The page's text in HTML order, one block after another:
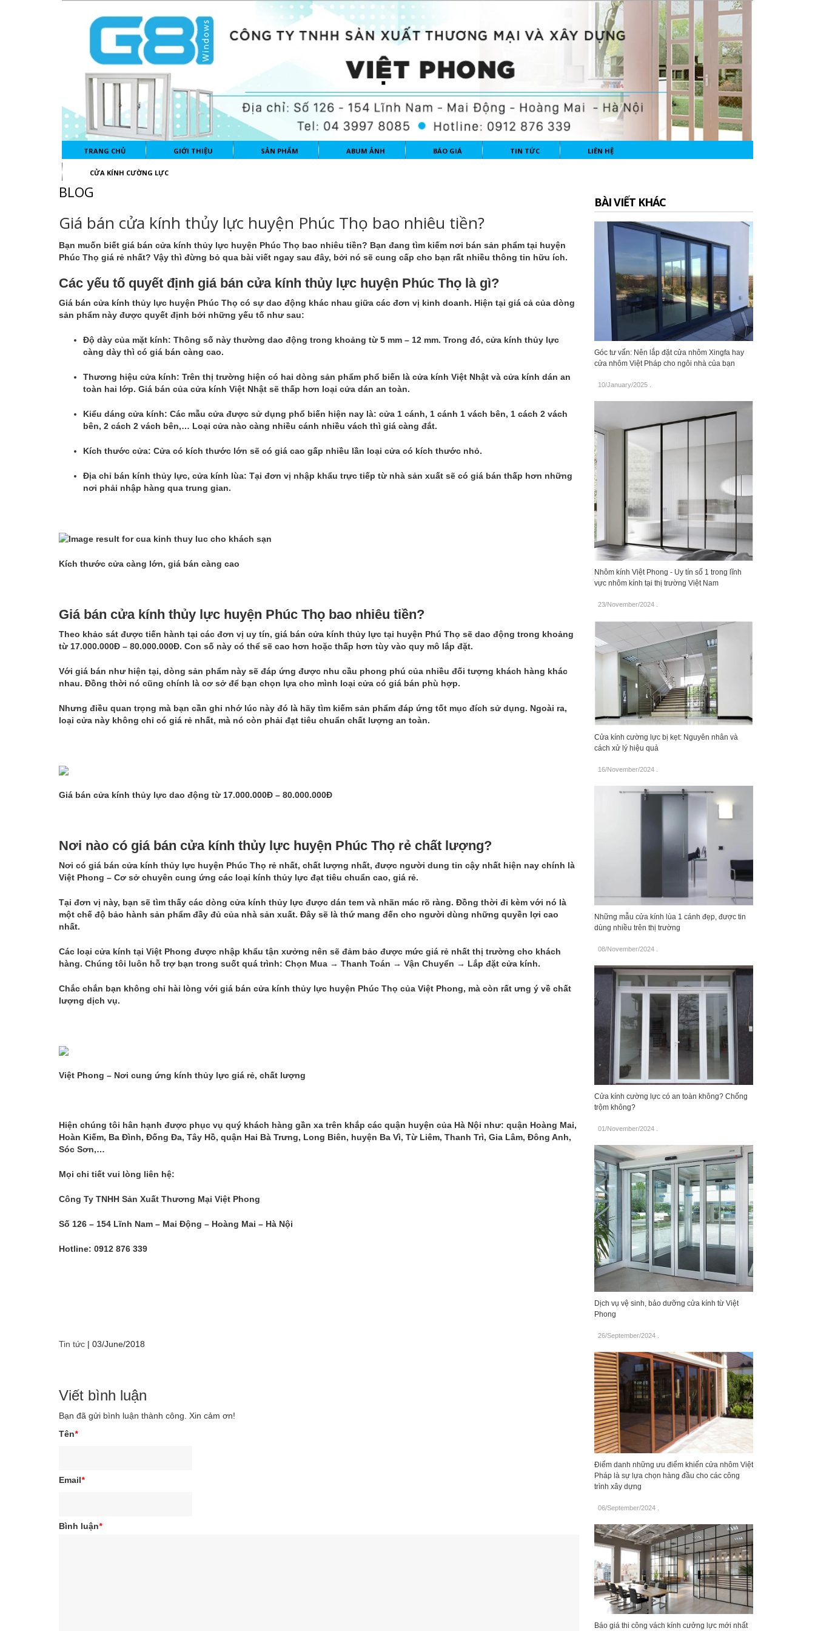
TRANG CHỦ GIỚI THIỆU SẢN PHẨM ABUM ẢNH BÁO GIÁ TIN TỨC LIÊN HỆ
CỬA KÍNH CƯỜNG LỰC
BLOG
Giá bán cửa kính thủy lực huyện Phúc Thọ bao nhiêu tiền?
Bạn muốn biết giá bán cửa kính thủy lực huyện Phúc Thọ bao nhiêu tiền? Bạn đang tìm kiếm nơi bán sản phẩm tại huyện
Phúc Thọ giá rẻ nhất? Vậy thì đừng bỏ qua bài viết ngay sau đây, bởi nó sẽ cung cấp cho bạn rất nhiều thông tin hữu ích.
Các yếu tố quyết định giá bán cửa kính thủy lực huyện Phúc Thọ là gì?
Giá bán cửa kính thủy lực huyện Phúc Thọ có sự dao động khác nhau giữa các đơn vị kinh doanh. Hiện tại giá cả của dòng
sản phẩm này được quyết định bởi những yếu tố như sau:
Độ dày của mặt kính: Thông số này thường dao động trong khoảng từ 5 mm – 12 mm. Trong đó, cửa kính thủy lực
càng dày thì có giá bán càng cao.
Thương hiệu cửa kính: Trên thị trường hiện có hai dòng sản phẩm phổ biến là cửa kính Việt Nhật và cửa kính dán an
toàn hai lớp. Giá bán của cửa kính Việt Nhật sẽ thấp hơn loại cửa dán an toàn.
Kiểu dáng cửa kính: Các mẫu cửa được sử dụng phổ biến hiện nay là: cửa 1 cánh, 1 cánh 1 vách bên, 1 cách 2 vách
bên, 2 cách 2 vách bên,… Loại cửa nào càng nhiều cánh nhiều vách thì giá càng đắt.
Kích thước cửa: Cửa có kích thước lớn sẽ có giá cao gấp nhiều lần loại cửa có kích thước nhỏ.
Địa chỉ bán kính thủy lực, cửa kính lùa: Tại đơn vị nhập khẩu trực tiếp từ nhà sản xuất sẽ có giá bán thấp hơn những
nơi phải nhập hàng qua trung gian.
Kích thước cửa càng lớn, giá bán càng cao
Giá bán cửa kính thủy lực huyện Phúc Thọ bao nhiêu tiền?
Theo khảo sát được tiến hành tại các đơn vị uy tín, giá bán cửa kính thủy lực tại huyện Phú Thọ sẽ dao động trong khoảng
từ 17.000.000Đ – 80.000.000Đ. Con số này có thể sẽ cao hơn hoặc thấp hơn tùy vào quy mô lắp đặt.
Với giá bán như hiện tại, dòng sản phẩm này sẽ đáp ứng được nhu cầu phong phú của nhiều đối tượng khách hàng khác
nhau. Đồng thời nó cũng chính là cơ sở để bạn chọn lựa cho mình loại cửa có giá bán phù hợp.
Nhưng điều quan trọng mà bạn cần ghi nhớ lúc này đó là hãy tìm kiếm sản phẩm đáp ứng tốt mục đích sử dụng. Ngoài ra,
loại cửa này không chỉ có giá rẻ nhất, mà nó còn phải đạt tiêu chuẩn chất lượng an toàn.
Giá bán cửa kính thủy lực dao động từ 17.000.000Đ – 80.000.000Đ
Nơi nào có giá bán cửa kính thủy lực huyện Phúc Thọ rẻ chất lượng?
Nơi có giá bán cửa kính thủy lực huyện Phúc Thọ rẻ nhất, chất lượng nhất, được người dung tin cậy nhất hiện nay chính là
Việt Phong – Cơ sở chuyên cung ứng các loại kính thủy lực đạt tiêu chuẩn cao, giá rẻ.
Tại đơn vị này, bạn sẽ tìm thấy các dòng cửa kính thủy lực được dán tem và nhãn mác rõ ràng. Đồng thời đi kèm với nó là
một chế độ bảo hành sản phẩm đầy đủ của nhà sản xuất. Đây sẽ là thứ mang đến cho người dùng những quyền lợi cao
nhất.
Các loại cửa kính tại Việt Phong được nhập khẩu tận xưởng nên sẽ đảm bảo được mức giá rẻ nhất thị trường cho khách
hàng. Chúng tôi luôn hỗ trợ bạn trong suốt quá trình: Chọn Mua → Thanh Toán → Vận Chuyển → Lắp đặt cửa kính.
Chắc chắn bạn không chỉ hài lòng với giá bán cửa kính thủy lực huyện Phúc Thọ của Việt Phong, mà còn rất ưng ý về chất
lượng dịch vụ.
Việt Phong – Nơi cung ứng kính thủy lực giá rẻ, chất lượng
Hiện chúng tôi hân hạnh được phục vụ quý khách hàng gần xa trên khắp các quận huyện của Hà Nội như: quận Hoàng Mai,
Hoàn Kiếm, Ba Đình, Đống Đa, Tây Hồ, quận Hai Bà Trưng, Long Biên, huyện Ba Vì, Từ Liêm, Thanh Trì, Gia Lâm, Đông Anh,
Sóc Sơn,…
Mọi chi tiết vui lòng liên hệ:
Công Ty TNHH Sản Xuất Thương Mại Việt Phong
Số 126 – 154 Lĩnh Nam – Mai Động – Hoàng Mai – Hà Nội
Hotline: 0912 876 339
Tin tức | 03/June/2018
Viết bình luận
Bạn đã gửi bình luận thành công. Xin cảm ơn!
Tên*
Email*
Bình luận*
BÀI VIẾT KHÁC
Góc tư vấn: Nên lắp đặt cửa nhôm Xingfa hay
cửa nhôm Việt Pháp cho ngôi nhà của bạn
10/January/2025.
Nhôm kính Việt Phong - Uy tín số 1 trong lĩnh
vực nhôm kính tại thị trường Việt Nam
23/November/2024.
Cửa kính cường lực bị kẹt: Nguyên nhân và
cách xử lý hiệu quả
16/November/2024.
Những mẫu cửa kính lùa 1 cánh đẹp, được tin
dùng nhiều trên thị trường
08/November/2024.
Cửa kính cường lực có an toàn không? Chống
trộm không?
01/November/2024.
Dịch vụ vệ sinh, bảo dưỡng cửa kính từ Việt
Phong
26/September/2024.
Điểm danh những ưu điểm khiến cửa nhôm Việt
Pháp là sự lựa chọn hàng đầu cho các công
trình xây dựng
06/September/2024.
Báo giá thi công vách kính cưởng lực mới nhất